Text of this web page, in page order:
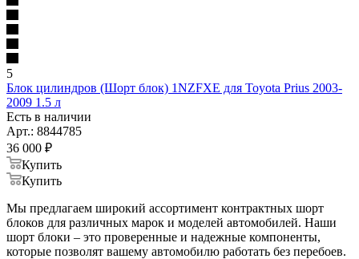
5
Блок цилиндров (Шорт блок) 1NZFXE для Toyota Prius 2003-
2009 1.5 л
Есть в наличии
Арт.: 8844785
36 000 ₽
Купить
Купить
Мы предлагаем широкий ассортимент контрактных шорт
блоков для различных марок и моделей автомобилей. Наши
шорт блоки – это проверенные и надежные компоненты,
которые позволят вашему автомобилю работать без перебоев.